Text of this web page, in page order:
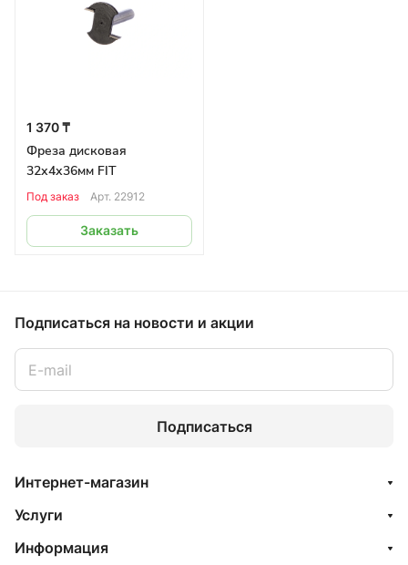
1 370 ₸
Фреза дисковая
32х4х36мм FIT
Под заказ Арт. 22912
Заказать
Подписаться на новости и акции
Подписаться
Интернет-магазин
Услуги
Информация